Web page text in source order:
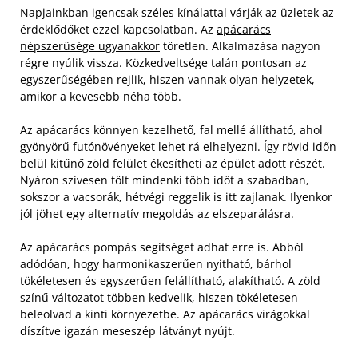
Napjainkban igencsak széles kínálattal várják az üzletek az
érdeklődőket ezzel kapcsolatban. Az apácarács
népszerűsége ugyanakkor töretlen. Alkalmazása nagyon
régre nyúlik vissza. Közkedveltsége talán pontosan az
egyszerűségében rejlik, hiszen vannak olyan helyzetek,
amikor a kevesebb néha több.
Az apácarács könnyen kezelhető, fal mellé állítható, ahol
gyönyörű futónövényeket lehet rá elhelyezni. Így rövid időn
belül kitűnő zöld felület ékesítheti az épület adott részét.
Nyáron szívesen tölt mindenki több időt a szabadban,
sokszor a vacsorák, hétvégi reggelik is itt zajlanak. Ilyenkor
jól jöhet egy alternatív megoldás az elszeparálásra.
Az apácarács pompás segítséget adhat erre is. Abból
adódóan, hogy harmonikaszerűen nyitható, bárhol
tökéletesen és egyszerűen felállítható, alakítható. A zöld
színű változatot többen kedvelik, hiszen tökéletesen
beleolvad a kinti környezetbe. Az apácarács virágokkal
díszítve igazán meseszép látványt nyújt.